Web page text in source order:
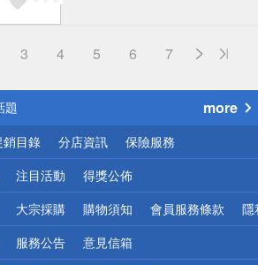
3 4 5 6 7
區配送
告
題
惠
區配送
頁！請小心！
more
銷目錄 分店資訊 保險服務
注目活動 得獎公佈
大宗採購 購物須知 會員服務條款 隱
服務公告 意見信箱